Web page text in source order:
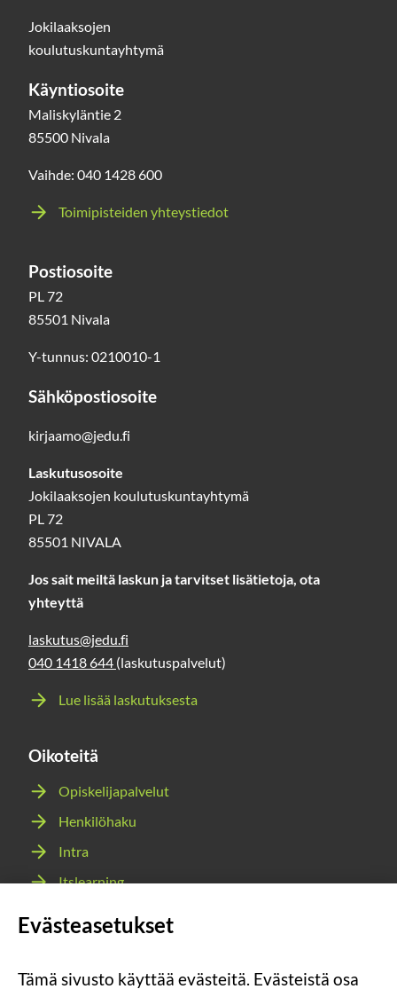
Jokilaaksojen
koulutuskuntayhtymä
Käyntiosoite
Maliskyläntie 2
85500 Nivala
Vaihde: 040 1428 600
Toimipisteiden yhteystiedot
Postiosoite
PL 72
85501 Nivala
Y-tunnus: 0210010-1
Sähköpostiosoite
kirjaamo@jedu.fi
Laskutusosoite
Jokilaaksojen koulutuskuntayhtymä
PL 72
85501 NIVALA
Jos sait meiltä laskun ja tarvitset lisätietoja, ota
yhteyttä
laskutus@jedu.fi
040 1418 644 (laskutuspalvelut)
Lue lisää laskutuksesta
Oikoteitä
Opiskelijapalvelut
Henkilöhaku
Intra
Itslearning
Evästeasetukset
Tämä sivusto käyttää evästeitä. Evästeistä osa